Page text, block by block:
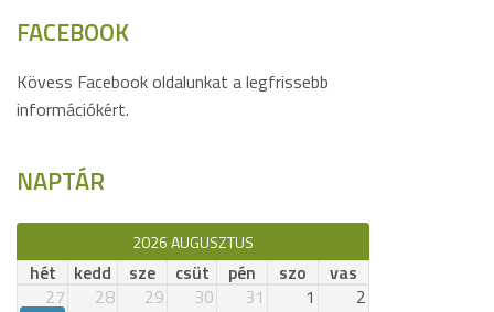
FACEBOOK
Kövess Facebook oldalunkat a legfrissebb
információkért.
NAPTÁR
2026 AUGUSZTUS
hét kedd sze csüt pén szo
vas
27
28 29 30 31 1
2